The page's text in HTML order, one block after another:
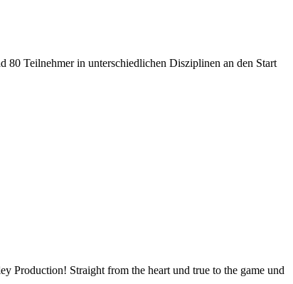
80 Teilnehmer in unterschiedlichen Disziplinen an den Start
Production! Straight from the heart und true to the game und